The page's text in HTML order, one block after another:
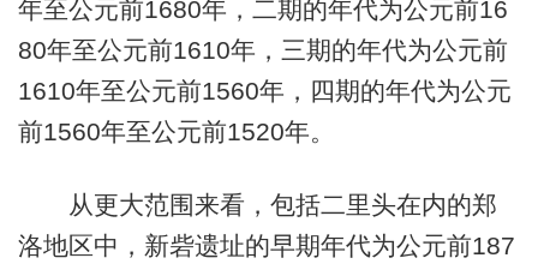
年至公元前1680年，二期的年代为公元前16
80年至公元前1610年，三期的年代为公元前
1610年至公元前1560年，四期的年代为公元
前1560年至公元前1520年。
从更大范围来看，包括二里头在内的郑
洛地区中，新砦遗址的早期年代为公元前187